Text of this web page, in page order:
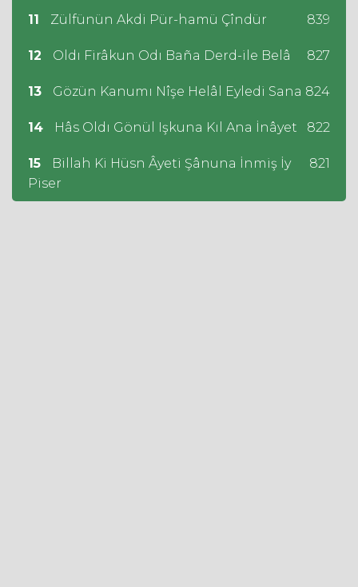
11 Zülfünün Akdi Pür-hamü Çîndür 839
12 Oldı Firâkun Odı Baña Derd-ile Belâ 827
13 Gözün Kanumı Nîşe Helâl Eyledi Sana 824
14 Hâs Oldı Gönül Işkuna Kıl Ana İnâyet 822
15
Billah Ki Hüsn Âyeti Şânuna İnmiş İy
Piser
821